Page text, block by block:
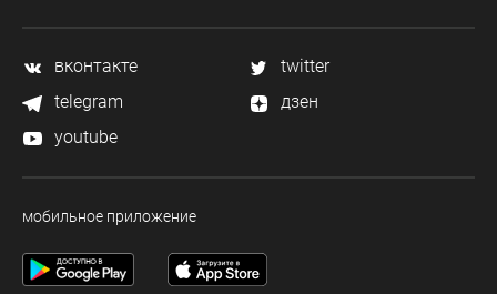
вконтакте
twitter
telegram
дзен
youtube
мобильное приложение